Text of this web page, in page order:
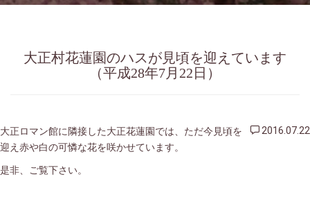
大正村花蓮園のハスが見頃を迎えています
（平成28年7月22日）
2016.07.22
大正ロマン館に隣接した大正花蓮園では、ただ今見頃を
迎え赤や白の可憐な花を咲かせています。
是非、ご覧下さい。